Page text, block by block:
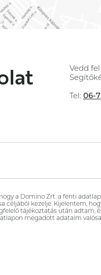
Vedd
Tel: 06-
a Domino Zrt. a fenti
céljából kezelje. Kijelentem,
tájékoztatás után adtam,
megadott adataim